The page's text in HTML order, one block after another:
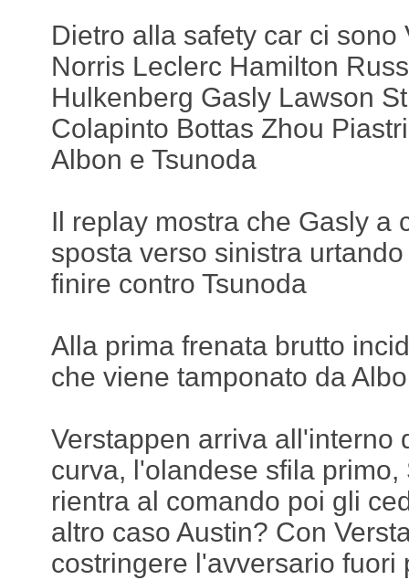
Dietro alla safety car ci sono
Norris Leclerc Hamilton
Hulkenberg Gasly Lawson
Colapinto Bottas Zhou
Albon e Tsunoda
Il replay mostra che Gasly a
sposta verso sinistra
finire contro Tsunoda
Alla prima frenata brutto
che viene tamponato da
Verstappen arriva all'interno
curva, l'olandese sfila
rientra al comando poi gli
altro caso Austin? Con
costringere l'avversario fuori